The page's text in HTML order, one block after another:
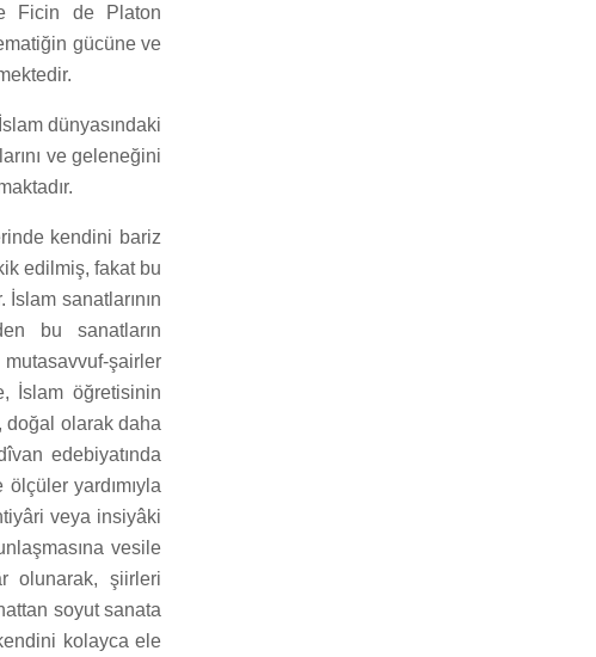
Ficin de Platon
gücüne ve
dünyasındaki
ve geleneğini
kendini bariz
edilmiş, fakat bu
İslam sanatlarının
bu sanatların
şairler
İslam öğretisinin
doğal olarak daha
edebiyatında
yardımıyla
veya insiyâki
vesile
olunarak, şiirleri
soyut sanata
kolayca ele